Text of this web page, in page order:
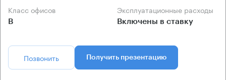
Класс офисов
B
Эксплуатационные расходы
Включены в ставку
Позвонить Получить презентацию